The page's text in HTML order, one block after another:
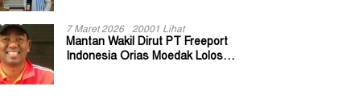
7 Maret 2026 20001 Lihat
Mantan Wakil Dirut PT Freeport
Indonesia Orias Moedak Lolos